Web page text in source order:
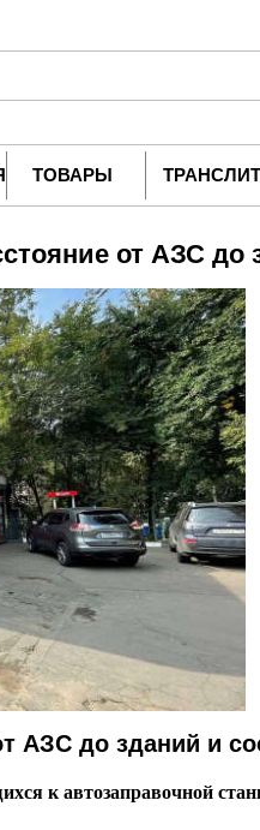
ТОВАРЫ ТРАНСЛИТ
от АЗС до
АЗС до зданий и
к автозаправочной